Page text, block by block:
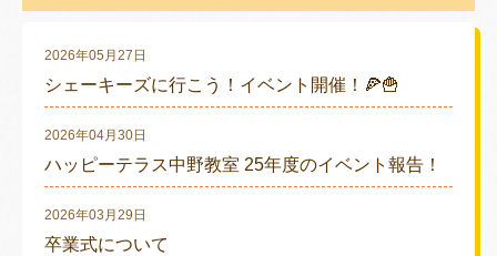
2026年05月27日
シェーキーズに行こう！イベント開催！🍕🍟
2026年04月30日
ハッピーテラス中野教室 25年度のイベント報告！
2026年03月29日
卒業式について